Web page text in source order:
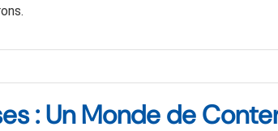
: Un Monde de